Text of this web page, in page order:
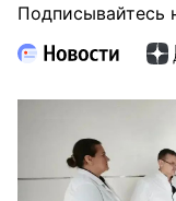
Подписывайтесь